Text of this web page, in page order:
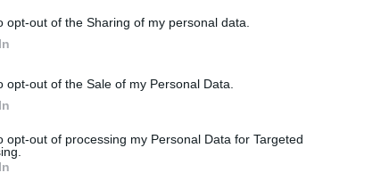
opt-out of the Sharing of my personal data.
opt-out of the Sale of my Personal Data.
opt-out of processing my Personal Data for Targeted